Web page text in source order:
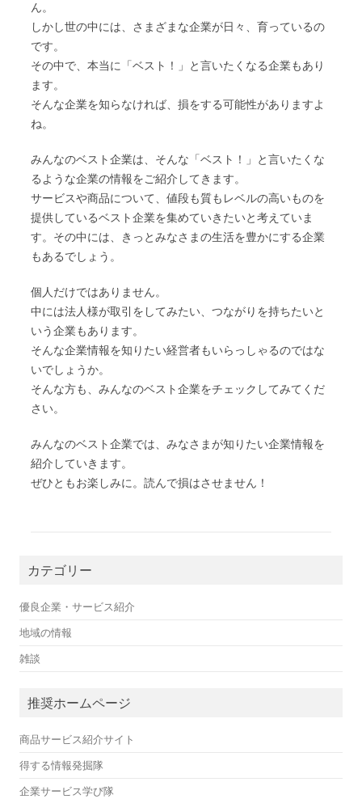
ん。
しかし世の中には、さまざまな企業が日々、育っているの
です。
その中で、本当に「ベスト！」と言いたくなる企業もあり
ます。
そんな企業を知らなければ、損をする可能性がありますよ
ね。
みんなのベスト企業は、そんな「ベスト！」と言いたくな
るような企業の情報をご紹介してきます。
サービスや商品について、値段も質もレベルの高いものを
提供しているベスト企業を集めていきたいと考えていま
す。その中には、きっとみなさまの生活を豊かにする企業
もあるでしょう。
個人だけではありません。
中には法人様が取引をしてみたい、つながりを持ちたいと
いう企業もあります。
そんな企業情報を知りたい経営者もいらっしゃるのではな
いでしょうか。
そんな方も、みんなのベスト企業をチェックしてみてくだ
さい。
みんなのベスト企業では、みなさまが知りたい企業情報を
紹介していきます。
ぜひともお楽しみに。読んで損はさせません！
カテゴリー
優良企業・サービス紹介
地域の情報
雑談
推奨ホームページ
商品サービス紹介サイト
得する情報発掘隊
企業サービス学び隊